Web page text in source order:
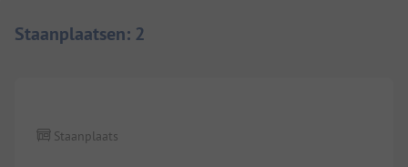
Staanplaatsen: 2
Staanplaats